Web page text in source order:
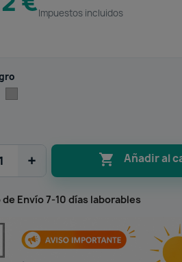
Impuestos incluidos
+  Añadir al
de Envío 7-10 días laborables